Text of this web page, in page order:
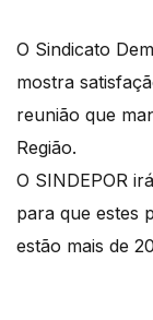
O Sindicato
mostra
reunião que
Região.
O SINDEPOR
para que estes
estão mais de